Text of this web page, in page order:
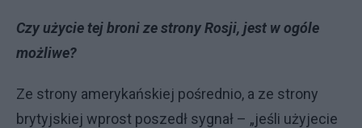
Czy użycie tej broni ze strony Rosji, jest w ogóle
możliwe?
Ze strony amerykańskiej pośrednio, a ze strony
brytyjskiej wprost poszedł sygnał – „jeśli użyjecie